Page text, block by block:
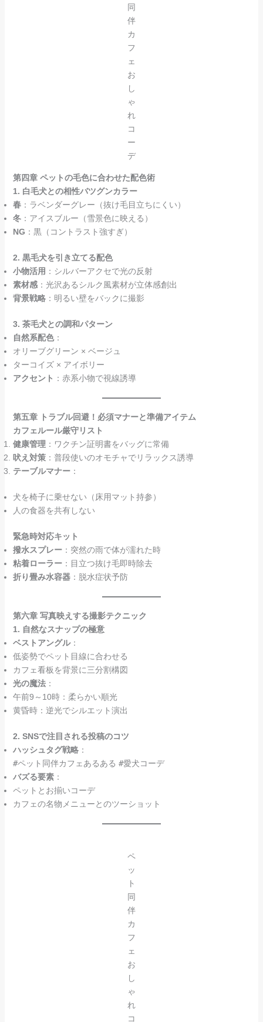
同
伴
カ
フ
ェ
お
し
ゃ
れ
コ
ー
デ
第四章 ペットの毛色に合わせた配色術
1. 白毛犬との相性バツグンカラー
春：ラベンダーグレー（抜け毛目立ちにくい）
冬：アイスブルー（雪景色に映える）
NG ：黒（コントラスト強すぎ）
2. 黒毛犬を引き立てる配色
小物活用 ：シルバーアクセで光の反射
素材感：光沢あるシルク風素材が立体感創出
背景戦略：明るい壁をバックに撮影
3. 茶毛犬との調和パターン
自然系配色：
オリーブグリーン × ベージュ
ターコイズ × アイボリー
アクセント ：赤系小物で視線誘導
第五章 トラブル回避！必須マナーと準備アイテム
カフェルール厳守リスト
健康管理 ：ワクチン証明書をバッグに常備
吠え対策：普段使いのオモチャでリラックス誘導
テーブルマナー：
犬を椅子に乗せない（床用マット持参）
人の食器を共有しない
緊急時対応キット
撥水スプレー：突然の雨で体が濡れた時
粘着ローラー：目立つ抜け毛即時除去
折り畳み水容器：脱水症状予防
第六章 写真映えする撮影テクニック
1. 自然なスナップの極意
ベストアングル：
低姿勢でペット目線に合わせる
カフェ看板を背景に三分割構図
光の魔法：
午前9～10時：柔らかい順光
黄昏時：逆光でシルエット演出
2. SNSで注目される投稿のコツ
ハッシュタグ戦略：
#ペット同伴カフェあるある #愛犬コーデ
バズる要素：
ペットとお揃いコーデ
カフェの名物メニューとのツーショット
ペ
ッ
ト
同
伴
カ
フ
ェ
お
し
ゃ
れ
コ